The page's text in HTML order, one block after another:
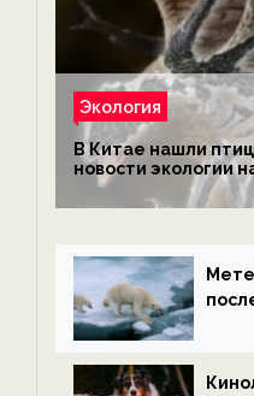
Экология
В Китае нашли
новости экологии